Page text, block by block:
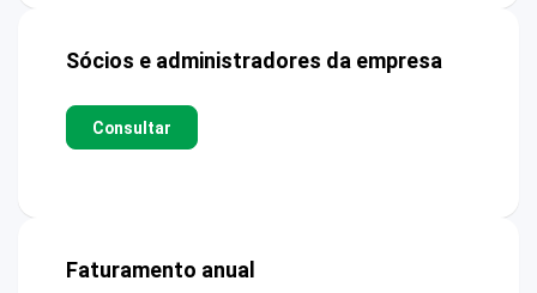
Sócios e administradores da empresa
Consultar
Faturamento anual